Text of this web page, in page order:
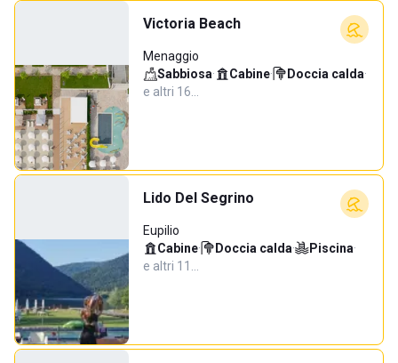
Victoria Beach
Menaggio
Sabbiosa· Cabine· Doccia calda·
e altri 16…
Lido Del Segrino
Eupilio
Cabine· Doccia calda· Piscina·
e altri 11…